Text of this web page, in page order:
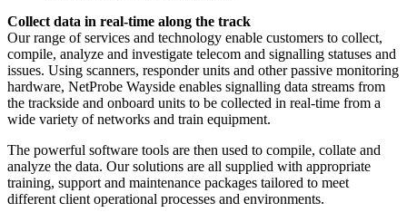
Collect data in real-time along the track
Our range of services and technology enable customers to collect,
compile, analyze and investigate telecom and signalling statuses and
issues. Using scanners, responder units and other passive monitoring
hardware, NetProbe Wayside enables signalling data streams from
the trackside and onboard units to be collected in real-time from a
wide variety of networks and train equipment.
The powerful software tools are then used to compile, collate and
analyze the data. Our solutions are all supplied with appropriate
training, support and maintenance packages tailored to meet
different client operational processes and environments.